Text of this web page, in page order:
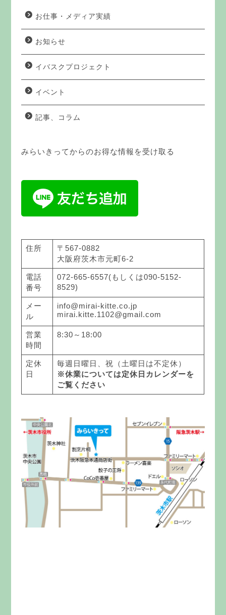
お仕事・メディア実績
お知らせ
イバスクプロジェクト
イベント
記事、コラム
みらいきってからのお得な情報を受け取る
住所
〒567-0882
大阪府茨木市元町6-2
電話
番号
072-665-6557(もしくは090-5152-
8529)
メー
ル
info@mirai-kitte.co.jp
mirai.kitte.1102@gmail.com
営業
時間
8:30～18:00
定休
日
毎週日曜日、祝（土曜日は不定休）
※休業については定休日カレンダーを
ご覧ください